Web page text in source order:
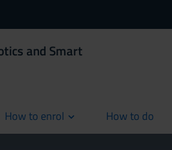
and Smart
How to enrol How to do
current